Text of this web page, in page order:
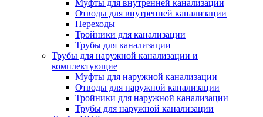
Муфты для внутренней канализации
Отводы для внутренней канализации
Переходы
Тройники для канализации
Трубы для канализации
Трубы для наружной канализации и
комплектующие
Муфты для наружной канализации
Отводы для наружной канализации
Тройники для наружной канализации
Трубы для наружной канализации